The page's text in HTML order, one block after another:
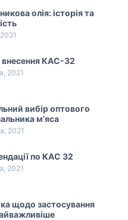
олія: історія та
КАС-32
2021
вибір оптового
м’яса
2021
по КАС 32
2021
щодо застосування